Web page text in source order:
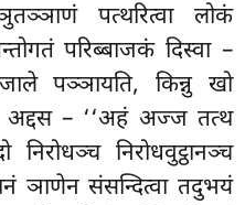
पत्थरित्वा लोकं
परिब्बाजकं दिस्वा –
पञ्ञायति, किन्नु खो
अद्दस – ‘‘अहं अज्ज तत्थ
निरोधवुट्ठानञ्च
ञाणेन संसन्दित्वा तदुभयं